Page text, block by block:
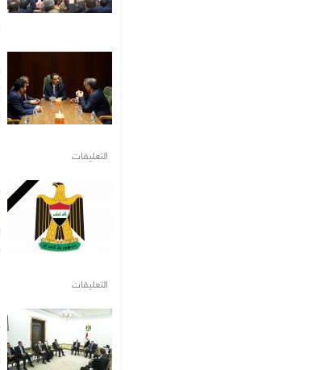
التعليقات
التعليقات